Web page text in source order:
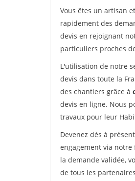
Vous êtes un artisan
rapidement des
devis en rejoignant
particuliers proches
L'utilisation de notre
devis dans toute la
des chantiers grâce à
devis en ligne. Nous
travaux pour leur
Devenez dès à
engagement via
la demande validée,
de tous les